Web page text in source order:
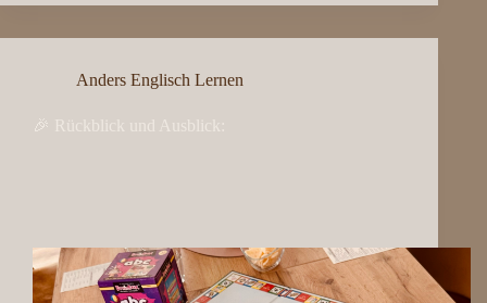
Anders Englisch Lernen